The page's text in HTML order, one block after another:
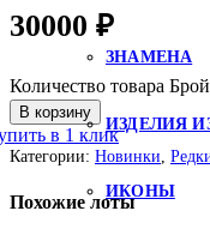
ЗНАМЕНА
ИЗДЕЛИЯ
ИКОНЫ
30000 ₽
Количество товара
В корзину
в 1 клик
Категории: Новинки
Похожие лоты